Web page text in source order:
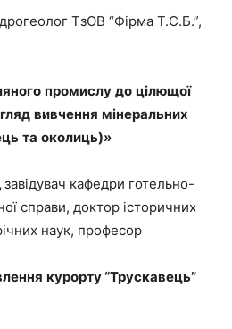
ТзОВ “Фірма Т.С.Б.”,
промислу до цілющої
вивчення мінеральних
та околиць)»
,завідувач кафедри готельно-
справи, доктор історичних
наук, професор
курорту“Трускавець”